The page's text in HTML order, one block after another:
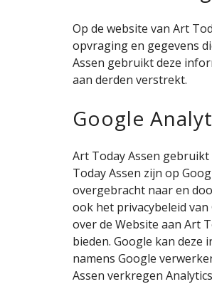
Op de website van Art
opvraging en gegevens
Assen gebruikt deze
aan derden verstrekt.
Google
Art Today Assen
Today Assen zijn op
overgebracht naar en
ook het privacybeleid
over de Website aan Art
bieden. Google kan
namens Google
Assen verkregen